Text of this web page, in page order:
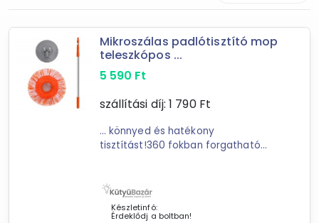
találat
Mást is keresel? Válogass a Depo teljes
kínálatából!
tovább válogatok »
Mikroszálas padlótisztító mop
teleszkópos ...
5 590 Ft
szállítási díj: 1 790Ft
... könnyed és hatékony
tisztítást!360 fokban forgatható
száraz és nedves felületeken
egyaránt!Unja már ...
Készletinfó:
Érdeklődj a boltban!